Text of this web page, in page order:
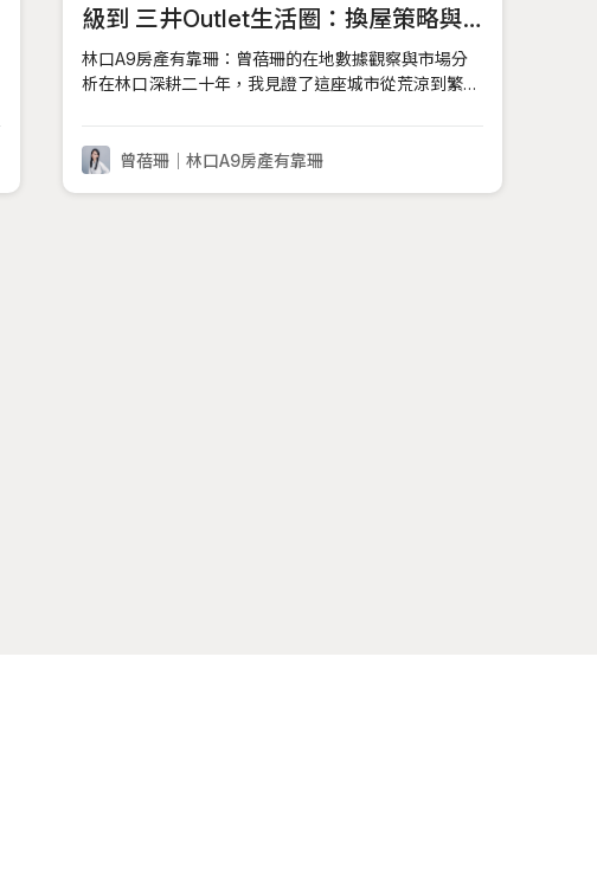
級到 三井Outlet生活圈：換屋策略與
時機分析
林口A9房產有靠珊：曾蓓珊的在地數據觀察與市場分
析在林口深耕二十年，我見證了這座城市從荒涼到繁榮
而，隨著孩子步入學齡、長輩需要接應，原本精緻的 2
曾蓓珊｜林口A9房產有靠珊